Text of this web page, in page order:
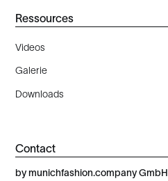
Ressources
Videos
Galerie
Downloads
Contact
by munichfashion.company GmbH